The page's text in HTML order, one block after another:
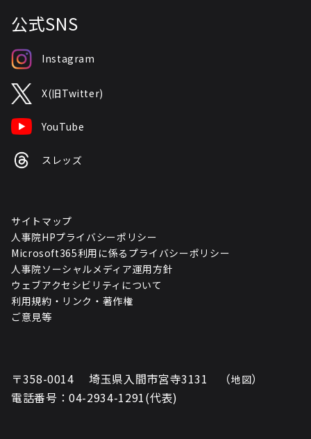
公式SNS
Instagram
X(旧Twitter)
YouTube
スレッズ
サイトマップ
人事院HPプライバシーポリシー
Microsoft365利用に係るプライバシーポリシー
人事院ソーシャルメディア運用方針
ウェブアクセシビリティについて
利用規約・リンク・著作権
ご意見等
〒358-0014 埼玉県入間市宮寺3131 （地図）
電話番号：04-2934-1291(代表)